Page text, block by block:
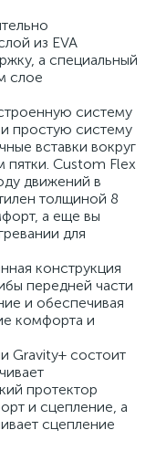
из EVA
а специальный
слое
систему
и простую систему
вставки вокруг
Custom Flex
движений в
толщиной 8
а еще вы
для
конструкция
передней части
и обеспечивая
комфорта и
Gravity+ состоит
протектор
и сцепление, а
сцепление